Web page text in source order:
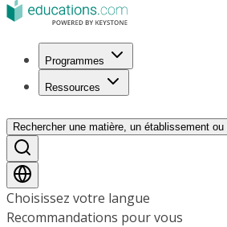
Programmes
Ressources
Rechercher une matière, un établissement ou
Choisissez votre langue
Recommandations pour vous